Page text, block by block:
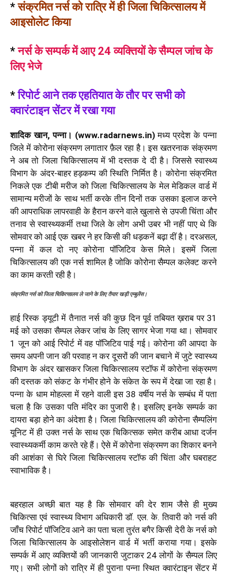
*संक्रमित नर्स को रात्रि में ही जिला चिकित्सालय में
आइसोलेट किया
*नर्स के सम्पर्क में आए 24 व्यक्तियों के सैम्पल जांच के
लिए भेजे
*रिपोर्ट आने तक एहतियात के तौर पर सभी को
क्वारंटाइन सेंटर में रखा गया
शादिक खान, पन्ना। (www.radarnews.in)मध्य प्रदेश के पन्ना
जिले में कोरोना संक्रमण लगातार फ़ैल रहा है। इस खतरनाक संक्रमण
ने अब तो जिला चिकित्सालय में भी दस्तक दे दी है। जिससे स्वास्थ्य
विभाग के अंदर-बाहर हड़कम्प की स्थिति निर्मित है। कोरोना संक्रमित
निकले एक टीबी मरीज को जिला चिकित्सालय के मेल मेडिकल वार्ड में
सामान्य मरीजों के साथ भर्ती करके तीन दिनों तक उसका इलाज करने
की आपराधिक लापरवाही के हैरान करने वाले खुलासे से उपजी चिंता और
तनाव से स्वास्थ्यकर्मी तथा जिले के लोग अभी उबर भी नहीं पाए थे कि
सोमवार को आई एक खबर ने हर किसी की धड़कनें बढ़ा दीं है। दरअसल,
पन्ना में कल दो नए कोरोना पॉजिटिव केस मिले। इसमें जिला
चिकित्सालय की एक नर्स शामिल है जोकि कोरोना सैम्पल कलेक्ट करने
का काम करती रही है।
संक्रमित नर्स को जिला चिकित्सालय ले जाने के लिए तैयार खड़ी एम्बुलेंस।
हाई रिस्क ड्यूटी में तैनात नर्स की कुछ दिन पूर्व तबियत ख़राब पर 31
मई को उसका सैम्पल लेकर जांच के लिए सागर भेजा गया था। सोमवार
1 जून को आई रिपोर्ट में वह पॉजिटिव पाई गई। कोरोना की आपदा के
समय अपनी जान की परवाह न कर दूसरों की जान बचाने में जुटे स्वास्थ्य
विभाग के अंदर खासकर जिला चिकित्सालय स्टॉफ में कोरोना संक्रमण
की दस्तक को संकट के गंभीर होने के संकेत के रूप में देखा जा रहा है।
पन्ना के धाम मोहल्ला में रहने वाली इस 38 वर्षीय नर्स के सम्बंध में पता
चला है कि उसका पति मंदिर का पुजारी है। इसलिए इनके सम्पर्क का
दायरा बड़ा होने का अंदेशा है। जिला चिकित्सालय की कोरोना सैम्पलिंग
यूनिट में ही उक्त नर्स के साथ एक चिकित्सक समेत करीब आधा दर्जन
स्वास्थ्यकर्मी काम करते रहे हैं। ऐसे में कोरोना संक्रमण का शिकार बनने
की आशंका से घिरे जिला चिकित्सालय स्टॉफ की चिंता और घबराहट
स्वाभाविक है।
बहरहाल अच्छी बात यह है कि सोमवार की देर शाम जैसे ही मुख्य
चिकित्सा एवं स्वास्थ्य विभाग अधिकारी डॉ. एल. के. तिवारी को नर्स की
जाँच रिपोर्ट पॉजिटिव आने का पता चला तुरंत बगैर किसी देरी के नर्स को
जिला चिकित्सालय के आइसोलेशन वार्ड में भर्ती कराया गया। इसके
सम्पर्क में आए व्यक्तियों की जानकारी जुटाकर 24 लोगों के सैम्पल लिए
गए। सभी लोगों को रात्रि में ही पुराना पन्ना स्थित क्वारंटाइन सेंटर में